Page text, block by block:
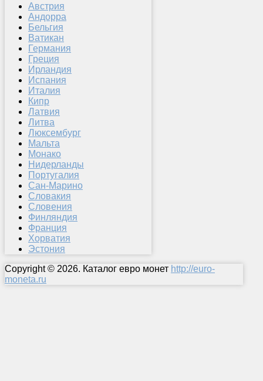
Австрия
Андорра
Бельгия
Ватикан
Германия
Греция
Ирландия
Испания
Италия
Кипр
Латвия
Литва
Люксембург
Мальта
Монако
Нидерланды
Португалия
Сан-Марино
Словакия
Словения
Финляндия
Франция
Хорватия
Эстония
Copyright © 2026. Каталог евро монет http://euro-
moneta.ru